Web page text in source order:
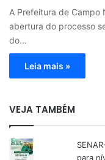
A Prefeitura de Campo
abertura do processo
do…
Leia mais »
VEJA TAMBÉM
para